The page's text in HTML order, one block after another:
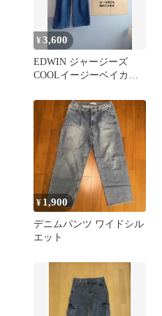
¥3,600
EDWIN ジャージーズ
COOLイージーベイカー
イズL
¥ 1,900
デニムパンツ ワイドシル
エット